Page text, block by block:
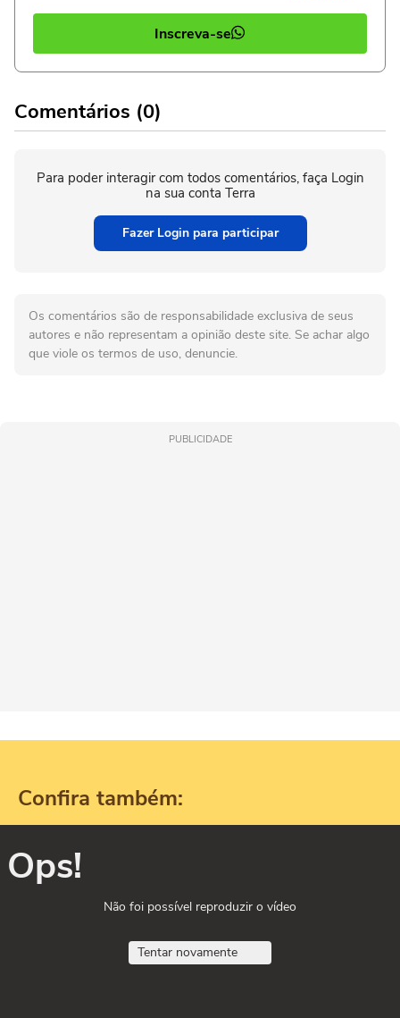
Inscreva-se
Comentários (0)
Para poder interagir com todos comentários, faça Login
na sua conta Terra
Fazer Login para participar
Os comentários são de responsabilidade exclusiva de seus
autores e não representam a opinião deste site. Se achar algo
que viole os termos de uso, denuncie.
PUBLICIDADE
Confira também:
Ops!
Não foi possível reproduzir o vídeo
Tentar novamente